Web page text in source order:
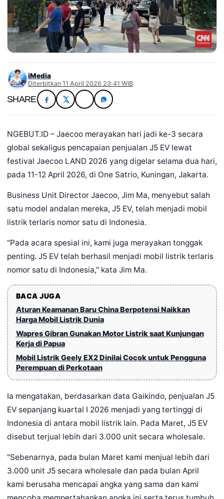
iMedia
Diterbitkan 11 April 2026 23:41 WIB
SHARE
NGEBUT.ID – Jaecoo merayakan hari jadi ke-3 secara
global sekaligus pencapaian penjualan J5 EV lewat
festival Jaecoo LAND 2026 yang digelar selama dua hari,
pada 11-12 April 2026, di One Satrio, Kuningan, Jakarta.
Business Unit Director Jaecoo, Jim Ma, menyebut salah
satu model andalan mereka, J5 EV, telah menjadi mobil
listrik terlaris nomor satu di Indonesia.
"Pada acara spesial ini, kami juga merayakan tonggak
penting. J5 EV telah berhasil menjadi mobil listrik terlaris
nomor satu di Indonesia," kata Jim Ma.
BACA JUGA
Aturan Keamanan Baru China Berpotensi Naikkan
Harga Mobil Listrik Dunia
Wapres Gibran Gunakan Motor Listrik saat Kunjungan
Kerja di Papua
Mobil Listrik Geely EX2 Dinilai Cocok untuk Pengguna
Perempuan di Perkotaan
Ia mengatakan, berdasarkan data Gaikindo, penjualan J5
EV sepanjang kuartal I 2026 menjadi yang tertinggi di
Indonesia di antara mobil listrik lain. Pada Maret, J5 EV
disebut terjual lebih dari 3.000 unit secara wholesale.
"Sebenarnya, pada bulan Maret kami menjual lebih dari
3.000 unit J5 secara wholesale dan pada bulan April
kami berusaha mencapai angka yang sama dan kami